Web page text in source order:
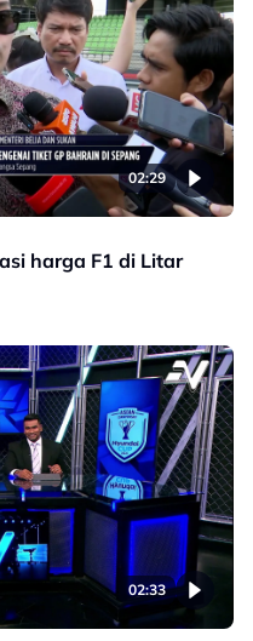
02:29
harga F1 di Litar
02:33